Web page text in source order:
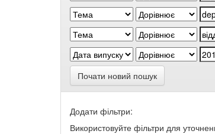
Почати новий пошук
Додати фільтри:
Використовуйте фільтри для